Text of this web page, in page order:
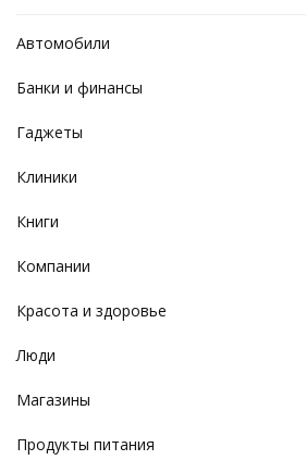
Автомобили
Банки и финансы
Гаджеты
Клиники
Книги
Компании
Красота и здоровье
Люди
Магазины
Продукты питания